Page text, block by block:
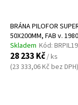
BRÁNA PILOFOR
50X200MM, FAB v.
Skladem Kód:
28 233 Kč/ ks
(23 333,06 Kč bez DPH)